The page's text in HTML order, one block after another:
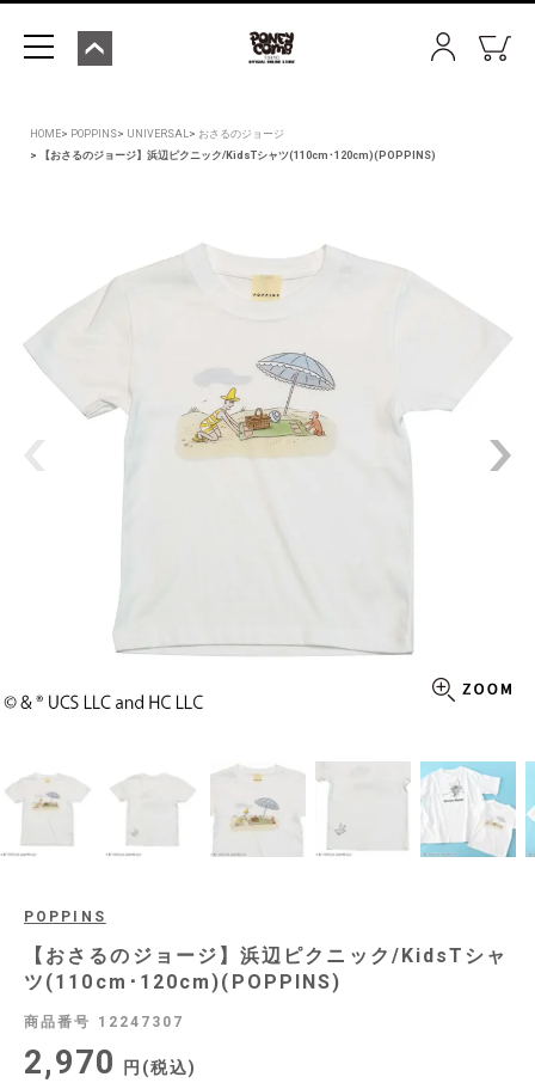
HOME POPPINS UNIVERSAL
おさるのジョージ
【おさるのジョージ】浜辺ピクニック/KidsTシャツ(110cm･120cm)(POPPINS)
POPPINS
【おさるのジョージ】浜辺ピクニック/KidsTシャ
ツ(110cm･120cm)(POPPINS)
商品番号 12247307
2,970 税込